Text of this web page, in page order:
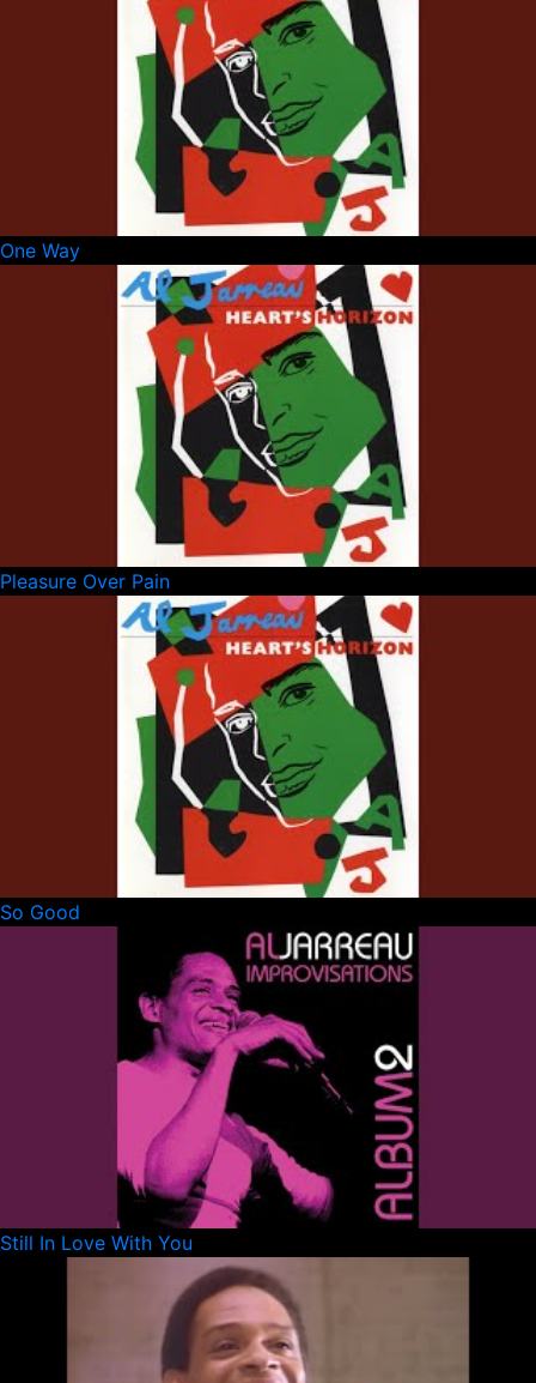
One Way
Pleasure Over Pain
So Good
Still In Love With You